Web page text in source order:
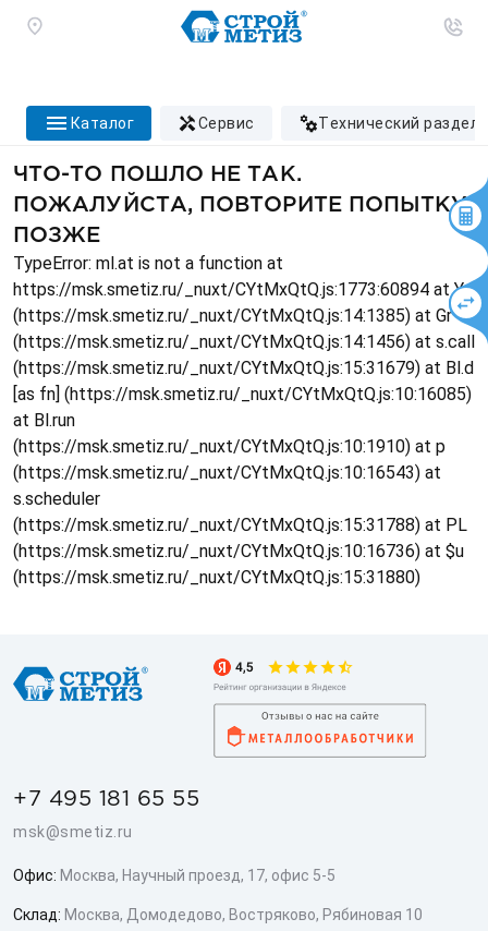
каталог сервис технический раздел
ЧТО-ТО ПОШЛО НЕ ТАК.
ПОЖАЛУЙСТА, ПОВТОРИТЕ ПОПЫТКУ
ПОЗЖЕ
TypeError: ml.at is not a function at
https://msk.smetiz.ru/_nuxt/CYtMxQtQ.js:1773:60894 at Ys
(https://msk.smetiz.ru/_nuxt/CYtMxQtQ.js:14:1385) at Gr
(https://msk.smetiz.ru/_nuxt/CYtMxQtQ.js:14:1456) at s.call
(https://msk.smetiz.ru/_nuxt/CYtMxQtQ.js:15:31679) at Bl.d
[as fn] (https://msk.smetiz.ru/_nuxt/CYtMxQtQ.js:10:16085)
at Bl.run
(https://msk.smetiz.ru/_nuxt/CYtMxQtQ.js:10:1910) at p
(https://msk.smetiz.ru/_nuxt/CYtMxQtQ.js:10:16543) at
s.scheduler
(https://msk.smetiz.ru/_nuxt/CYtMxQtQ.js:15:31788) at PL
(https://msk.smetiz.ru/_nuxt/CYtMxQtQ.js:10:16736) at $u
(https://msk.smetiz.ru/_nuxt/CYtMxQtQ.js:15:31880)
+7 495 181 65 55
msk@smetiz.ru
Офис: Москва, Научный проезд, 17, офис 5-5
Склад: Москва, Домодедово, Востряково, Рябиновая 10